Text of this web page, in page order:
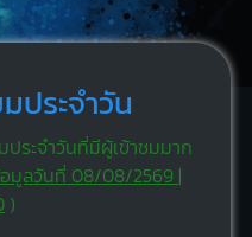
ระจำวัน
ระจำวันที่มีผู้เข้าชมมาก
มูลวันที่ 08/08/2569 |
)